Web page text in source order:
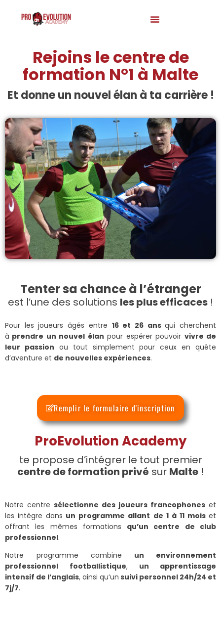
Rejoins le centre de
formation N°1 à Malte
Et donne un nouvel élan à ta carrière !
Tenter sa chance à l’étranger
est l’une des solutions les plus efficaces !
Pour les joueurs âgés entre 16 et 26 ansqui cherchent
à prendre un nouvel élan pour espérer pouvoir vivre de
leur passion ou tout simplement pour ceux en quête
d’aventure et de nouvelles expériences.
Remplir le formulaire d'inscription
ProEvolution Academy
te propose d’intégrer le tout premier
centre de formation privé sur Malte !
Notre centre sélectionne des joueurs francophones et
les intègre dans un programme allant de 1 à 11 moiset
offrant les mêmes formations qu’un centre de club
professionnel.
Notre programme combine un environnement
professionnel
footballistique, un apprentissage
intensif de l’anglais, ainsi qu’un suivi personnel 24h/24 et
7j/7.